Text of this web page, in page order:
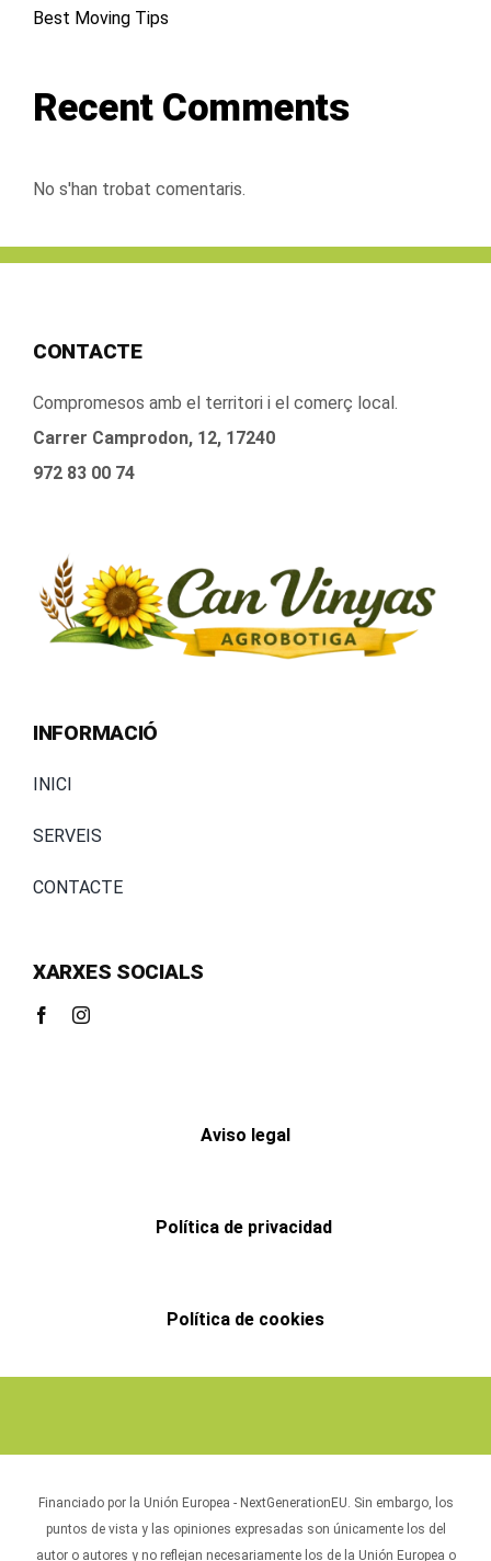
Best Moving Tips
Recent Comments
No s'han trobat comentaris.
CONTACTE
Compromesos amb el territori i el comerç local.
Carrer Camprodon, 12, 17240
972 83 00 74
INFORMACIÓ
INICI
SERVEIS
CONTACTE
XARXES SOCIALS
Aviso legal
Política de privacidad
Política de cookies
Financiado por la Unión Europea - NextGenerationEU. Sin embargo, los
puntos de vista y las opiniones expresadas son únicamente los del
autor o autores y no reflejan necesariamente los de la Unión Europea o